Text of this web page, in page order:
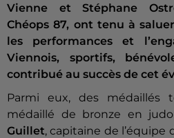
Vienne et Stéphane
Chéops 87, ont tenu à
les performances et
Viennois, sportifs,
contribué au succès de cet
Parmi eux, des médaillés
médaillé de bronze en
Guillet, capitaine de l’équipe